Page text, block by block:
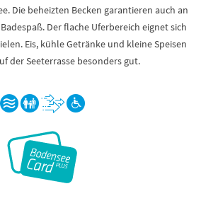
Die beheizten Becken garantieren auch an
Der flache Uferbereich eignet sich
Eis, kühle Getränke und kleine Speisen
der Seeterrasse besonders gut.